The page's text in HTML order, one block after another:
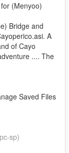
(Menyoo)
Bridge and
A
of Cayo
.... The
Saved Files
sp)